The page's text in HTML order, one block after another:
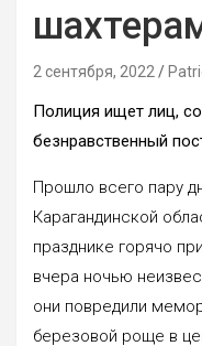
2 сентября, 2022
Полиция ищет лиц,
безнравственный
Прошло всего пару
Карагандинской
празднике горячо
вчера ночью
они повредили
березовой роще в